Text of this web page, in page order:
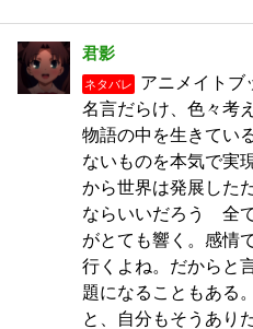
君影
ネタバレ
アニメイトブ
名言だらけ、色々考
物語の中を生きてい
ないものを本気で実
から世界は発展した
ならいいだろう 全
がとても響く。感情
行くよね。だからと
題になることもある
と、自分もそうあり